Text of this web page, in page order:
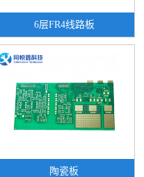
6层FR4线路板
陶瓷板